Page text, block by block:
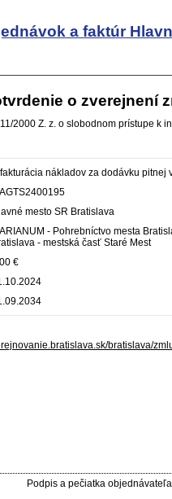
a faktúr
o zverejnení
2000 Z. z. o slobodnom prístupe k
nákladov za dodávku pitnej
mesto SR Bratislava
- Pohrebníctvo mesta
- mestská časť Staré Mest
€
bratislava/
Podpis a pečiatka objednávateľa